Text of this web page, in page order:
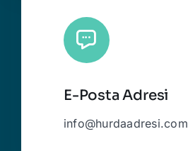
E-Posta Adresi
info@hurdaadresi.com